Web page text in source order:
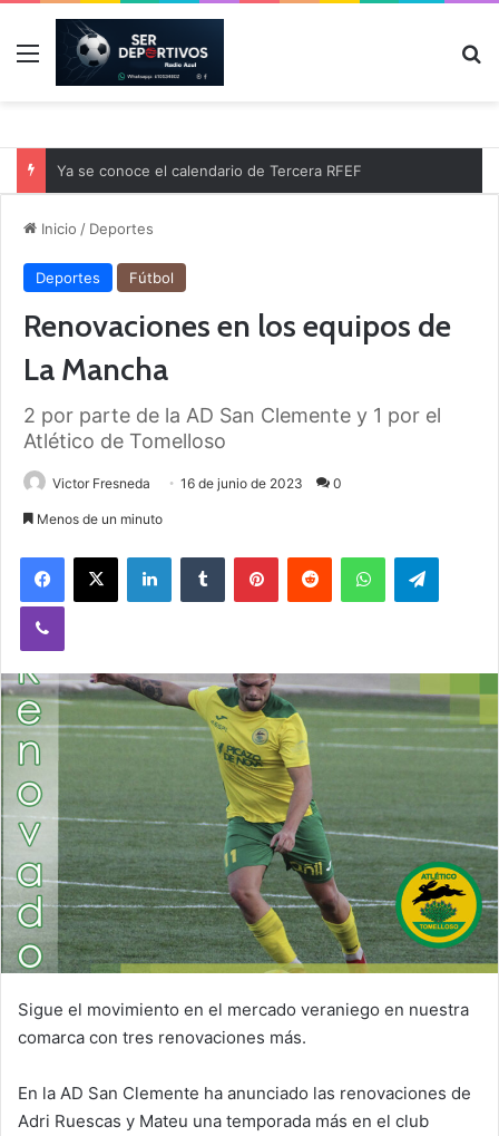
Menú
Ya se conoce el calendario de Tercera RFEF
Inicio / Deportes
Deportes Fútbol
Renovaciones en los equipos de
La Mancha
2 por parte de la AD San Clemente y 1 por el
Atlético de Tomelloso
Victor Fresneda 16 de junio de 2023 0
Menos de un minuto
Sigue el movimiento en el mercado veraniego en nuestra
comarca con tres renovaciones más.
En la AD San Clemente ha anunciado las renovaciones de
Adri Ruescas y Mateu una temporada más en el club